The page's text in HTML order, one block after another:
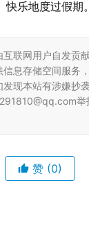
乐地度过假期。
联网用户自发贡
息存储空间服务
现本站有涉嫌抄
举
赞 (0)